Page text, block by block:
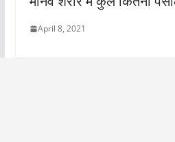
April 8, 2021